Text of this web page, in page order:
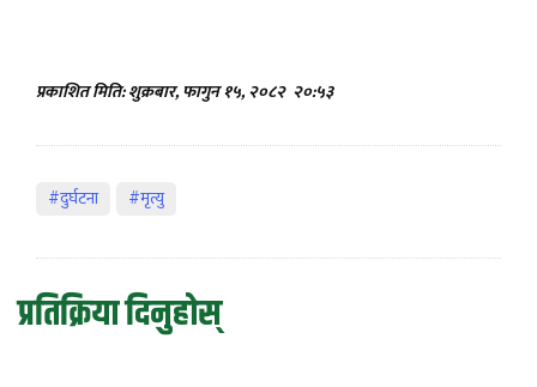
प्रकाशित मिति: शुक्रबार, फागुन १५, २०८२ २०:५३
#दुर्घटना #मृत्यु
प्रतिक्रिया दिनुहोस्